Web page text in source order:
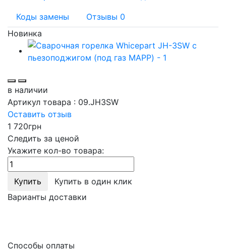
Коды замены Отзывы 0
Новинка
в наличии
Артикул товара : 09.JH3SW
Оставить отзыв
1 720грн
Следить за ценой
Укажите кол-во товара:
Купить
Купить в один клик
Варианты доставки
Способы оплаты